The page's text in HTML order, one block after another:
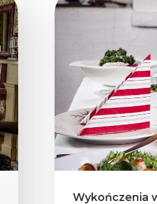
Wykończenia